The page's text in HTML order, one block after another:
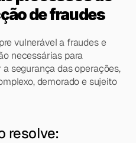
de fraudes
vulnerável a fraudes e
necessárias para
segurança das operações,
demorado e sujeito
resolve: